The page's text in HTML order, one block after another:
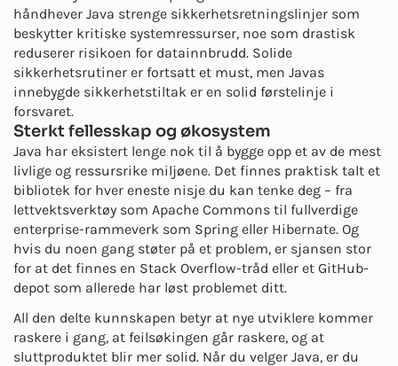
håndhever Java strenge sikkerhetsretningslinjer som
beskytter kritiske systemressurser, noe som drastisk
reduserer risikoen for datainnbrudd. Solide
sikkerhetsrutiner er fortsatt et must, men Javas
innebygde sikkerhetstiltak er en solid førstelinje i
forsvaret.
Sterkt fellesskap og økosystem
Java har eksistert lenge nok til å bygge opp et av de mest
livlige og ressursrike miljøene. Det finnes praktisk talt et
bibliotek for hver eneste nisje du kan tenke deg – fra
lettvektsverktøy som Apache Commons til fullverdige
enterprise-rammeverk som Spring eller Hibernate. Og
hvis du noen gang støter på et problem, er sjansen stor
for at det finnes en Stack Overflow-tråd eller et GitHub-
depot som allerede har løst problemet ditt.
All den delte kunnskapen betyr at nye utviklere kommer
raskere i gang, at feilsøkingen går raskere, og at
sluttproduktet blir mer solid. Når du velger Java, er du